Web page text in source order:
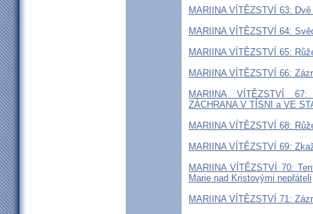
MARIINA VÍTĚZSTVÍ 63:
MARIINA VÍTĚZSTVÍ 64:
MARIINA VÍTĚZSTVÍ 65:
MARIINA VÍTĚZSTVÍ 66:
MARIINA VÍTĚZSTVÍ 67:
ZÁCHRANA V TÍSNI a VE
MARIINA VÍTĚZSTVÍ 68:
MARIINA VÍTĚZSTVÍ 69:
MARIINA VÍTĚZSTVÍ 70:
Marie nad Kristovými nepřáteli
MARIINA VÍTĚZSTVÍ 71: